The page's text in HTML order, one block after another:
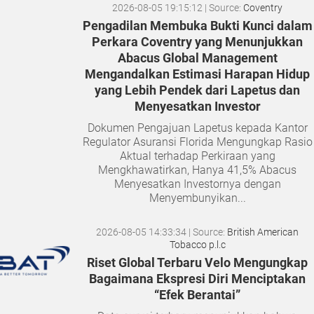
2026-08-05 19:15:12 | Source: Coventry
Pengadilan Membuka Bukti Kunci dalam
Perkara Coventry yang Menunjukkan
Abacus Global Management
Mengandalkan Estimasi Harapan Hidup
yang Lebih Pendek dari Lapetus dan
Menyesatkan Investor
Dokumen Pengajuan Lapetus kepada Kantor
Regulator Asuransi Florida Mengungkap Rasio
Aktual terhadap Perkiraan yang
Mengkhawatirkan, Hanya 41,5% Abacus
Menyesatkan Investornya dengan
Menyembunyikan...
2026-08-05 14:33:34 | Source: British American
Tobacco p.l.c
Riset Global Terbaru Velo Mengungkap
Bagaimana Ekspresi Diri Menciptakan
“Efek Berantai”